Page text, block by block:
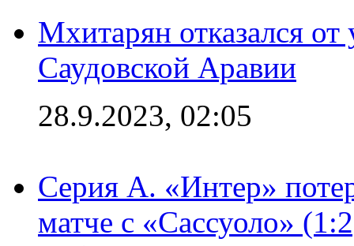
Мхитарян отказался от
Саудовской Аравии
28.9.2023, 02:05
Серия А. «Интер»
матче с «Сассуоло»